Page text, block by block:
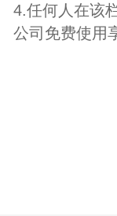
4.任何人在该
公司免费使用